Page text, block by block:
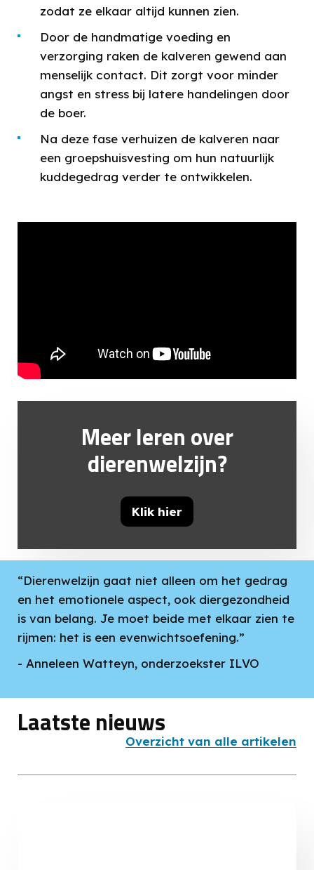
zodat ze elkaar altijd kunnen zien.
Door de handmatige voeding en
verzorging raken de kalveren gewend aan
menselijk contact. Dit zorgt voor minder
angst en stress bij latere handelingen door
de boer.
Na deze fase verhuizen de kalveren naar
een groepshuisvesting om hun natuurlijk
kuddegedrag verder te ontwikkelen.
Meer leren over
dierenwelzijn?
Klik hier
“Dierenwelzijn gaat niet alleen om het gedrag
en het emotionele aspect, ook diergezondheid
is van belang. Je moet beide met elkaar zien te
rijmen: het is een evenwichtsoefening.”
- Anneleen Watteyn, onderzoekster ILVO
Laatste nieuws
Overzicht van alle artikelen